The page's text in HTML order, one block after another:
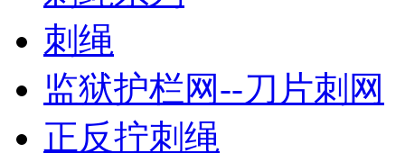
刺绳
监狱护栏网--刀片刺网
正反拧刺绳